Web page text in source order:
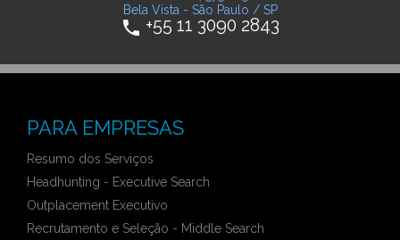
Bela Vista - São Paulo / SP
phone +55 11 3090 2843
PARA EMPRESAS
Resumo dos Serviços
Headhunting - Executive Search
Outplacement Executivo
Recrutamento e Seleção - Middle Search